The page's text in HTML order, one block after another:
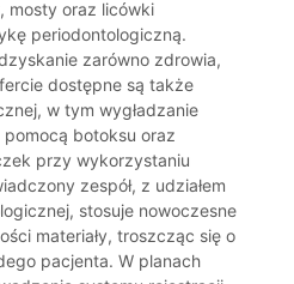
mosty oraz licówki
periodontologiczną.
zarówno zdrowia,
dostępne są także
w tym wygładzanie
botoksu oraz
przy wykorzystaniu
zespół, z udziałem
stosuje nowoczesne
materiały, troszcząc się o
pacjenta. W planach